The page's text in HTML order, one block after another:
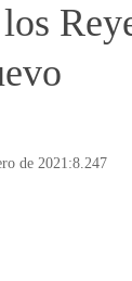
de 2021:8.247